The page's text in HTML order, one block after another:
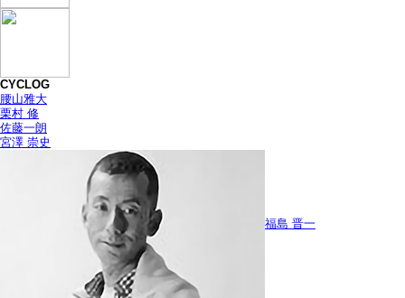
CYCLOG
腰山雅大
栗村 修
佐藤一朗
宮澤 崇史
福島 晋一